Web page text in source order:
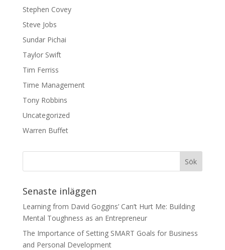
Stephen Covey
Steve Jobs
Sundar Pichai
Taylor Swift
Tim Ferriss
Time Management
Tony Robbins
Uncategorized
Warren Buffet
Senaste inläggen
Learning from David Goggins’ Can’t Hurt Me: Building
Mental Toughness as an Entrepreneur
The Importance of Setting SMART Goals for Business
and Personal Development